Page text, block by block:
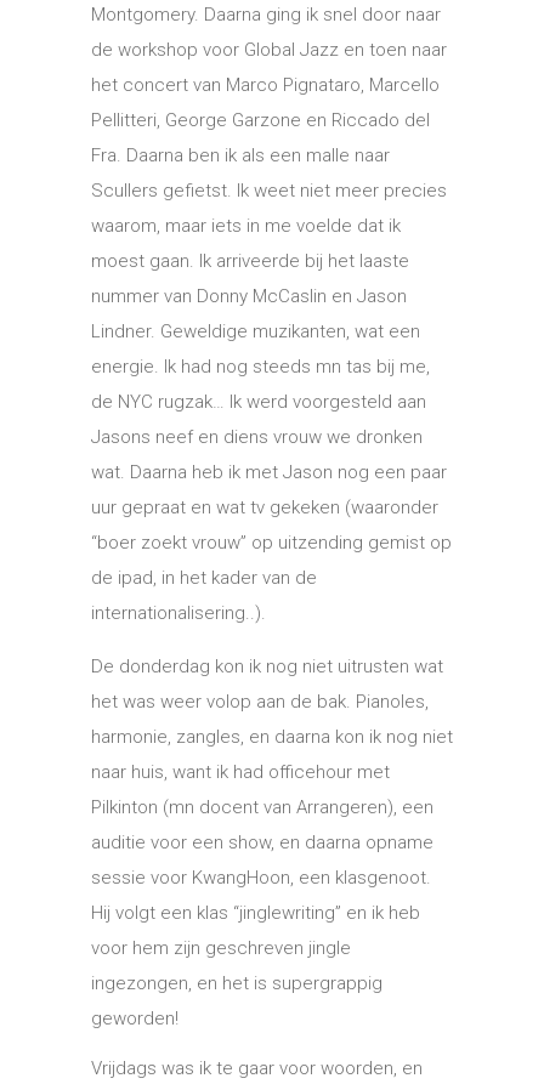
Montgomery. Daarna ging ik snel door naar
de workshop voor Global Jazz en toen naar
het concert van Marco Pignataro, Marcello
Pellitteri, George Garzone en Riccado del
Fra. Daarna ben ik als een malle naar
Scullers gefietst. Ik weet niet meer precies
waarom, maar iets in me voelde dat ik
moest gaan. Ik arriveerde bij het laaste
nummer van Donny McCaslin en Jason
Lindner. Geweldige muzikanten, wat een
energie. Ik had nog steeds mn tas bij me,
de NYC rugzak… Ik werd voorgesteld aan
Jasons neef en diens vrouw we dronken
wat. Daarna heb ik met Jason nog een paar
uur gepraat en wat tv gekeken (waaronder
“boer zoekt vrouw” op uitzending gemist op
de ipad, in het kader van de
internationalisering..).
De donderdag kon ik nog niet uitrusten wat
het was weer volop aan de bak. Pianoles,
harmonie, zangles, en daarna kon ik nog niet
naar huis, want ik had officehour met
Pilkinton (mn docent van Arrangeren), een
auditie voor een show, en daarna opname
sessie voor KwangHoon, een klasgenoot.
Hij volgt een klas “jinglewriting” en ik heb
voor hem zijn geschreven jingle
ingezongen, en het is supergrappig
geworden!
Vrijdags was ik te gaar voor woorden, en